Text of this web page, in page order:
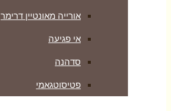
אורייה מאונטיין דרימר
אי פגיעה
סדהנה
פטיסוטגאמי